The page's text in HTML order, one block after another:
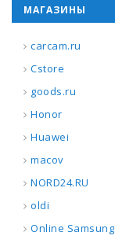
МАГАЗИНЫ
carcam.ru
Cstore
goods.ru
Honor
Huawei
macov
NORD24.RU
oldi
Online Samsung